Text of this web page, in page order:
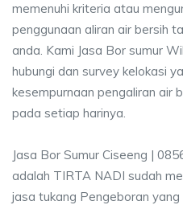
memenuhi kriteria atau
penggunaan aliran air bersih
anda. Kami Jasa Bor sumur
hubungi dan survey kelokasi
kesempurnaan pengaliran air
pada setiap harinya.
Jasa Bor Sumur Ciseeng |
adalah TIRTA NADI sudah
jasa tukang Pengeboran